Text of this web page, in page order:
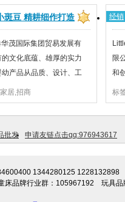
斑豆 精耕细作打造
茂国际集团贸易发展有
文化底蕴、雄厚的实力
产品从品质、设计、工
做到。Little bandou小
健康产品，选用天然环保
居,招商
经销
限
和
艺
斑
上
标
批发 申请友链点击qq:976943617
1344280125
品牌行业群：105967192 玩具品